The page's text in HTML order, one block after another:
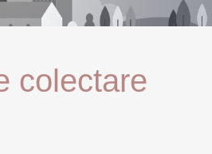
colectare